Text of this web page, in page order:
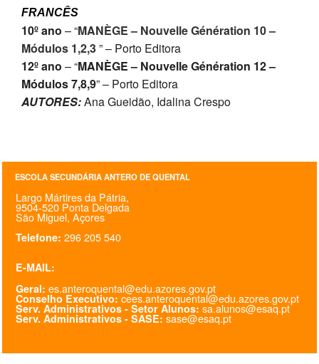
FRANCÊS
10º ano – “MANÈGE – Nouvelle Génération 10 –
Módulos 1,2,3” – Porto Editora
12º ano – “MANÈGE – Nouvelle Génération 12 –
Módulos 7,8,9” – Porto Editora
AUTORES:Ana Gueidão, Idalina Crespo
ESCOLA SECUNDÁRIA ANTERO DE QUENTAL
Largo Mártires da Pátria,
9504-520 Ponta Delgada
São Miguel, Açores
Telefone: 296 205 540
E-MAIL:
Geral: es.anteroquental@edu.azores.gov.pt
Conselho Executivo: cees.anteroquental@edu.azores.gov.pt
Serv. Administrativos - Setor Alunos: sa.alunos@esaq.pt
Serv. Administrativos - SASE: sase@esaq.pt